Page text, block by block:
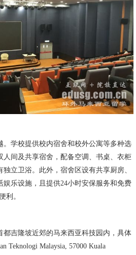
。学校提供校内宿舍和校外公寓等多种选
人间及共享宿舍，配备空调、书桌、衣柜
立卫浴。此外，宿舍区设有共享厨房、
乐设施，且提供24小时安保服务和免费
利。
都吉隆坡近郊的马来西亚科技园内，具体
Teknologi Malaysia, 57000 Kuala